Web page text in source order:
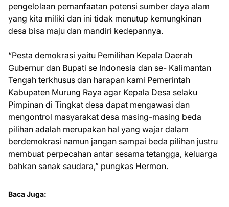
pengelolaan pemanfaatan potensi sumber daya alam
yang kita miliki dan ini tidak menutup kemungkinan
desa bisa maju dan mandiri kedepannya.
“Pesta demokrasi yaitu Pemilihan Kepala Daerah
Gubernur dan Bupati se Indonesia dan se- Kalimantan
Tengah terkhusus dan harapan kami Pemerintah
Kabupaten Murung Raya agar Kepala Desa selaku
Pimpinan di Tingkat desa dapat mengawasi dan
mengontrol masyarakat desa masing-masing beda
pilihan adalah merupakan hal yang wajar dalam
berdemokrasi namun jangan sampai beda pilihan justru
membuat perpecahan antar sesama tetangga, keluarga
bahkan sanak saudara,” pungkas Hermon.
Baca Juga: